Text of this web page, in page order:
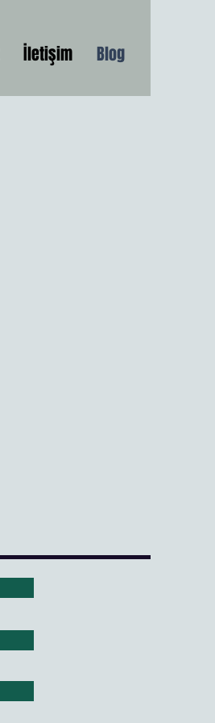
İletişim Blog